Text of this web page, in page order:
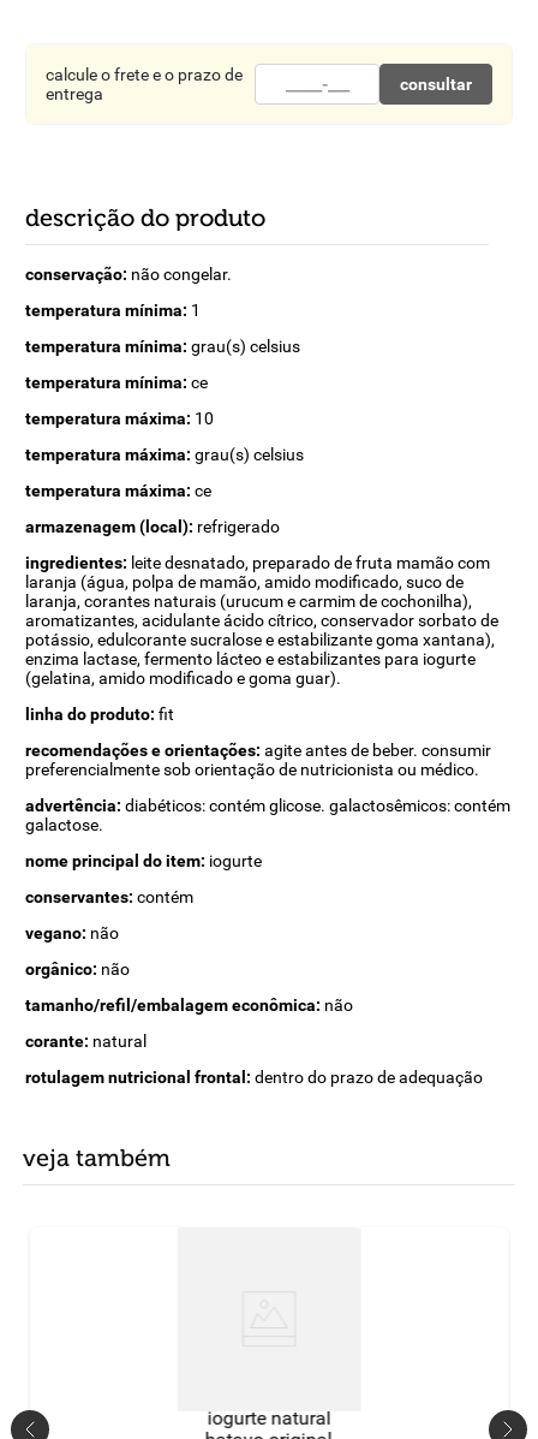
calcule o frete e o prazo de
entrega
consultar
descrição do produto
conservação: não congelar.
temperatura mínima: 1
temperatura mínima: grau(s) celsius
temperatura mínima: ce
temperatura máxima: 10
temperatura máxima: grau(s) celsius
temperatura máxima: ce
armazenagem (local): refrigerado
ingredientes: leite desnatado, preparado de fruta mamão com
laranja (água, polpa de mamão, amido modificado, suco de
laranja, corantes naturais (urucum e carmim de cochonilha),
aromatizantes, acidulante ácido cítrico, conservador sorbato de
potássio, edulcorante sucralose e estabilizante goma xantana),
enzima lactase, fermento lácteo e estabilizantes para iogurte
(gelatina, amido modificado e goma guar).
linha do produto: fit
recomendações e orientações: agite antes de beber. consumir
preferencialmente sob orientação de nutricionista ou médico.
advertência: diabéticos: contém glicose. galactosêmicos: contém
galactose.
nome principal do item: iogurte
conservantes: contém
vegano: não
orgânico: não
tamanho/refil/embalagem econômica: não
corante: natural
rotulagem nutricional frontal: dentro do prazo de adequação
veja também
iogurte natural